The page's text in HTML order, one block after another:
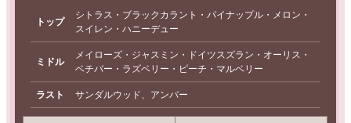
トップ
シトラス・ブラックカラント・パイナップル・メロン・
スイレン・ハニーデュー
ミドル
メイローズ・ジャスミン・ドイツスズラン・オーリス・
ベチバー・ラズベリー・ピーチ・マルベリー
ラスト サンダルウッド、アンバー